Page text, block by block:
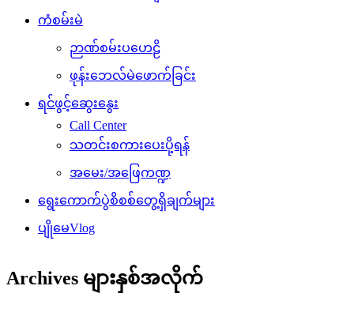
ကံစမ်းမဲ
ဉာဏ်စမ်းပဟေဠိ
ဖုန်းဘေလ်မဲဖောက်ခြင်း
ရင်ဖွင့်ဆွေးနွေး
Call Center
သတင်းစကားပေးပို့ရန်
အမေး/အဖြေကဏ္ဍ
ရွေးကောက်ပွဲစိစစ်တွေ့ရှိချက်များ
ပျိုမေVlog
Archives များနှစ်အလိုက်